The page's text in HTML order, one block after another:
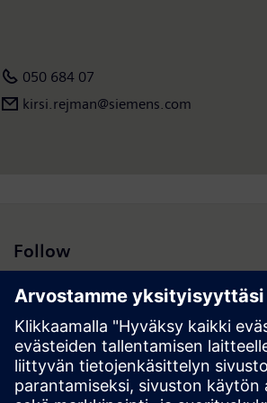
050 684 07
kirsi.rejman@siemens.com
Follow
Hakutulokset | Yhtiö | Siemens